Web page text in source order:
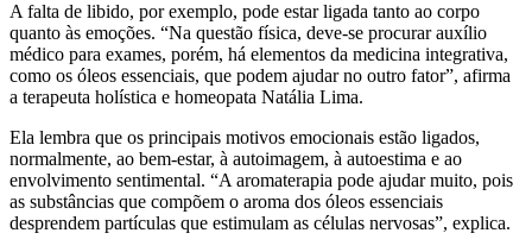
A falta de libido, por exemplo, pode estar ligada tanto ao corpo
quanto às emoções. “Na questão física, deve-se procurar auxílio
médico para exames, porém, há elementos da medicina integrativa,
como os óleos essenciais, que podem ajudar no outro fator”, afirma
a terapeuta holística e homeopata Natália Lima.
Ela lembra que os principais motivos emocionais estão ligados,
normalmente, ao bem-estar, à autoimagem, à autoestima e ao
envolvimento sentimental. “A aromaterapia pode ajudar muito, pois
as substâncias que compõem o aroma dos óleos essenciais
desprendem partículas que estimulam as células nervosas”, explica.